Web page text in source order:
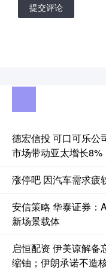
提交评论
德宏信投 可口可乐公
市场带动亚太增长8%
涨停吧 因汽车需求疲
安信策略 华泰证券：
新场景载体
启恒配资 伊美谅解备
缩铀；伊朗承诺不造